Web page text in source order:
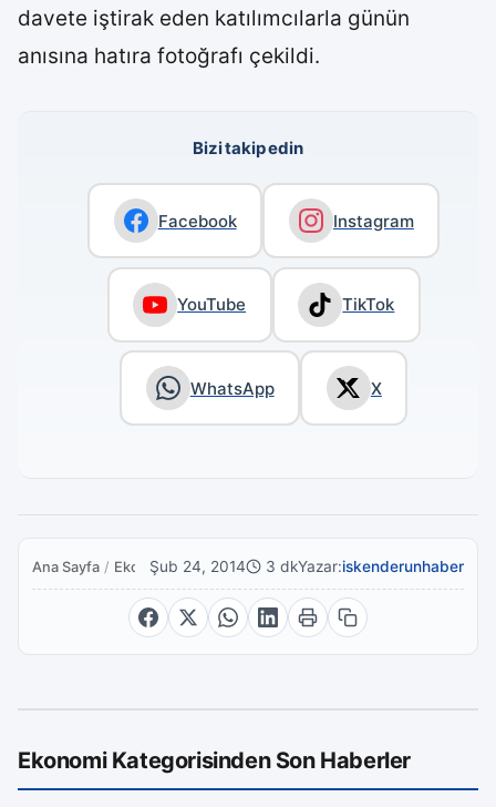
davete iştirak eden katılımcılarla günün
anısına hatıra fotoğrafı çekildi.
Bizi takip edin
Facebook Instagram
YouTube TikTok
WhatsApp X
Ana Sayfa / EkonomiŞub 24, 2014 3 dkYazar:iskenderunhaber
Ekonomi Kategorisinden Son Haberler